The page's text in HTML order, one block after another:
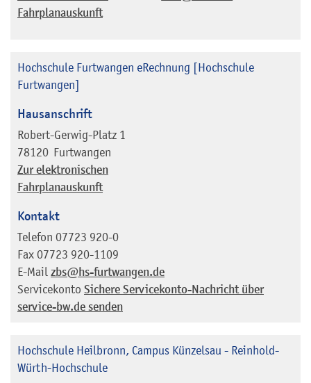
Fahrplanauskunft
Hochschule Furtwangen eRechnung [Hochschule
Furtwangen]
Hausanschrift
Robert-Gerwig-Platz 1
78120 Furtwangen
Zur elektronischen
Fahrplanauskunft
Kontakt
Telefon 07723 920-0
Fax 07723 920-1109
E-Mail zbs@hs-furtwangen.de
Servicekonto Sichere Servicekonto-Nachricht über
service-bw.de senden
Hochschule Heilbronn, Campus Künzelsau - Reinhold-
Würth-Hochschule